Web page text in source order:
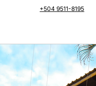
+504 9511-8195